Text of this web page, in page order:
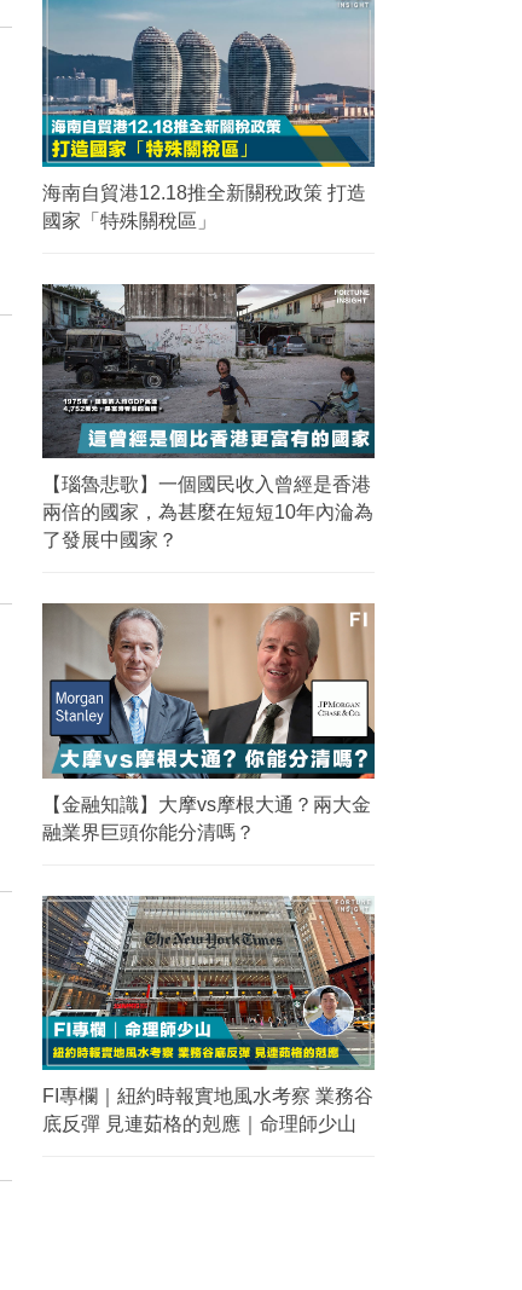
海南自貿港12.18推全新關稅政策 打造
國家「特殊關稅區」
【瑙魯悲歌】一個國民收入曾經是香港
兩倍的國家，為甚麼在短短10年內淪為
了發展中國家？
【金融知識】大摩vs摩根大通？兩大金
融業界巨頭你能分清嗎？
FI專欄｜紐約時報實地風水考察 業務谷
底反彈 見連茹格的剋應｜命理師少山